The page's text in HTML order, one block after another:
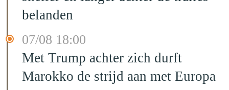
belanden
07/08 18:00
Met Trump achter zich durft
Marokko de strijd aan met Europa